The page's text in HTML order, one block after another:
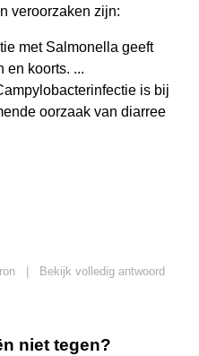
veroorzaken zijn:
met Salmonella geeft
en koorts. ...
is bij
oorzaak van diarree
Bekijk volledig antwoord
niet tegen?